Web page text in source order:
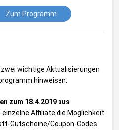
Zum Programm
wichtige Aktualisierungen
hinweisen:
zum 18.4.2019 aus
Affiliate die Möglichkeit
Gutscheine/Coupon-Codes